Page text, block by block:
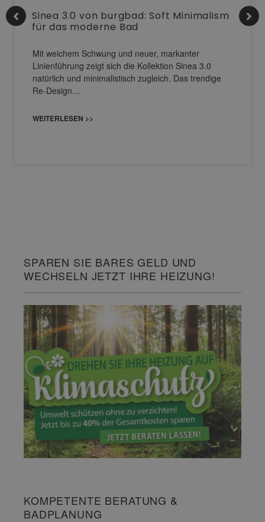
Sinea 3.0 von burgbad: Soft Minimalism
für das moderne Bad
Mit weichem Schwung und neuer, markanter
Linienführung zeigt sich die Kollektion Sinea 3.0
natürlich und minimalistisch zugleich. Das trendige
Re-Design…
WEITERLESEN >>
SPAREN SIE BARES GELD UND
WECHSELN JETZT IHRE HEIZUNG!
KOMPETENTE BERATUNG &
BADPLANUNG